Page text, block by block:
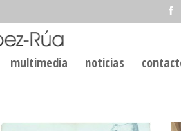
multimedia noticias